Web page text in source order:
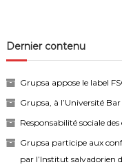
Dernier contenu
Grupsa appose le label
Grupsa, à l’Université
Responsabilité sociale
Grupsa participe aux
par l’Institut salvadorien